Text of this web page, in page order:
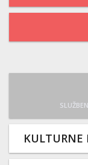
KULTURNE